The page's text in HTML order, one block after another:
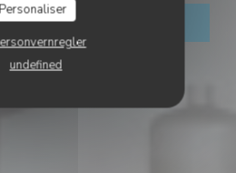
Personaliser
undefined
ET BORD